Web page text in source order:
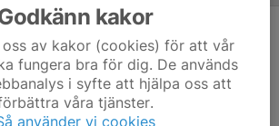
Inget skrivet
kakor
oss av kakor (cookies) för att vår
fungera bra för dig. De används
i syfte att hjälpa oss att
våra tjänster.
använder vi cookies